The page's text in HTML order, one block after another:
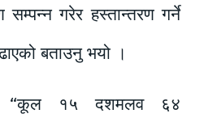
सम्पन्न गरेर हस्तान्तरण गर्ने
बताउनु भयो ।
“कूल १५ दशमलव ६४